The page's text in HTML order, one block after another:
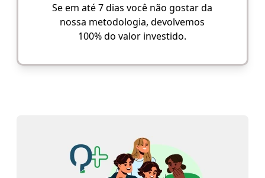
Se em até 7 dias você não gostar da
nossa metodologia, devolvemos
100% do valor investido.